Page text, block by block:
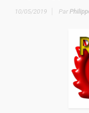
10/05/2019 Par